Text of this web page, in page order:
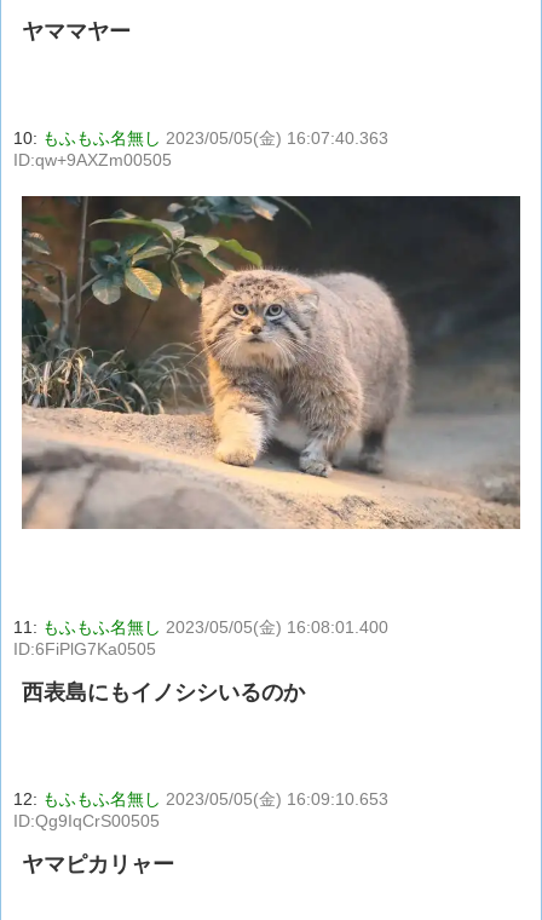
ヤママヤー
10: もふもふ名無し 2023/05/05(金) 16:07:40.363
ID:qw+9AXZm00505
11: もふもふ名無し 2023/05/05(金) 16:08:01.400
ID:6FiPlG7Ka0505
西表島にもイノシシいるのか
12: もふもふ名無し 2023/05/05(金) 16:09:10.653
ID:Qg9IqCrS00505
ヤマピカリャー